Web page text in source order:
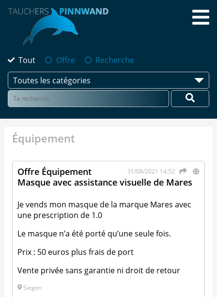
Tout Offre
Recherche
Toutes les catégories
Équipement
31/08/2021 14:52
Offre Équipement
Masque avec assistance visuelle de Mares
Je vends mon masque de la marque Mares avec
une prescription de 1.0
Le masque n’a été porté qu’une seule fois.
Prix : 50 euros plus frais de port
Vente privée sans garantie ni droit de retour
Siegen